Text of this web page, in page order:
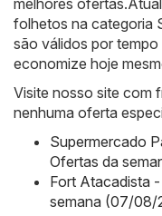
folhetos na categoria
são válidos por
economize hoje
Visite nosso site com
nenhuma oferta
Supermercado
Ofertas da
Fort Atacadista
semana (07/